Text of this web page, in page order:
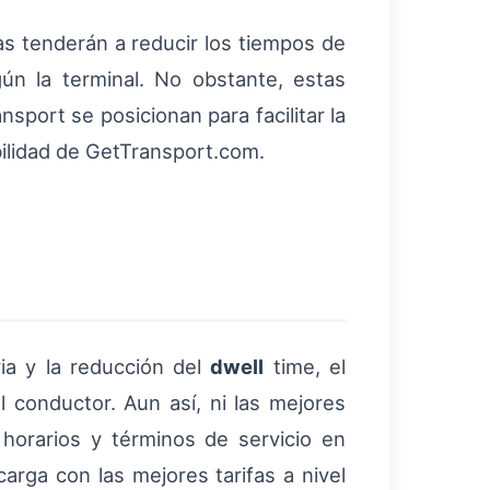
tenderán a reducir los tiempos de
la terminal. No obstante, estas
se posicionan para facilitar la
de GetTransport.com.
y la reducción deldwell time, el
conductor. Aun así, ni las mejores
y términos de servicio en
con las mejores tarifas a nivel